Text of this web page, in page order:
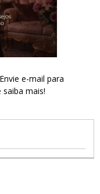
e-mail para
saiba mais!